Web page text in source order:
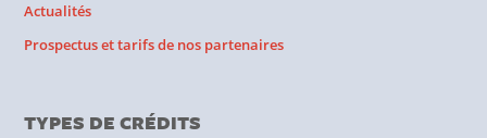
Actualités
Prospectus et tarifs de nos partenaires
TYPES DE CRÉDITS